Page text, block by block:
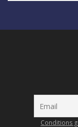
Conditions